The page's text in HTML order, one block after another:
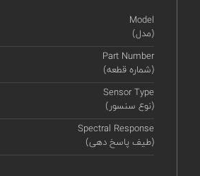
Model
(مدل)
Part Number
(شماره قطعه)
Sensor Type
(نوع سنسور)
Spectral Response
(طیف پاسخ دهی)